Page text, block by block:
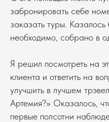
забронировать себе
заказать туры.
необходимо, собрано в
Я решил посмотреть на
клиента и ответить на
улучшить в лучшем
Артемия?» Оказалось,
первые полсотни